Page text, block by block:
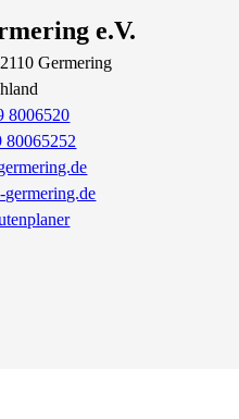
e.V.
Germering
8006520
80065252